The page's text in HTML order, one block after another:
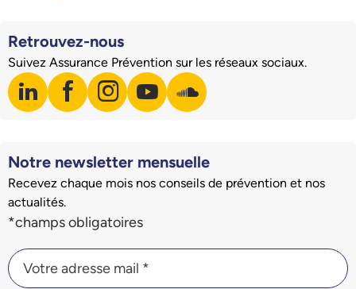
Retrouvez-nous
Suivez Assurance Prévention sur les réseaux sociaux.
linkedin
Visiter notre page LinkedIn
facebook
Visiter notre page Facebook
instagram
Visiter notre page Instagram
youtube
Visiter notre page Youtube
soundcloud
Visiter notre page
Notre newsletter mensuelle
Recevez chaque mois nos conseils de prévention et nos
actualités.
Champs du formulaire d'inscription à la newsletter
*champs obligatoires
Votre adresse mail *
Votre adresse mail *